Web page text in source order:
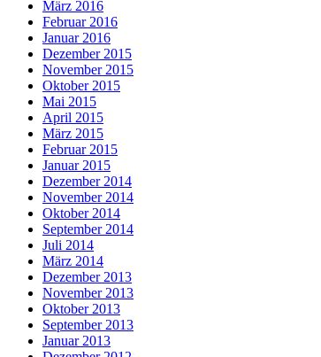
März 2016
Februar 2016
Januar 2016
Dezember 2015
November 2015
Oktober 2015
Mai 2015
April 2015
März 2015
Februar 2015
Januar 2015
Dezember 2014
November 2014
Oktober 2014
September 2014
Juli 2014
März 2014
Dezember 2013
November 2013
Oktober 2013
September 2013
Januar 2013